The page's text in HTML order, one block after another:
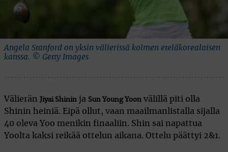
Angela Stanford on yksin välierissä kolmen eteläkorealaisen
kanssa. © Getty Images
Välierän Jiyai Shinin ja Sun Young Yoon välillä piti olla
Shinin heiniä. Eipä ollut, vaan maailmanlistalla sijalla
40 oleva Yoo menikin finaaliin. Shin sai napattua
Yoolta kaksi reikää ottelun aikana. Ottelu päättyi 2&1.